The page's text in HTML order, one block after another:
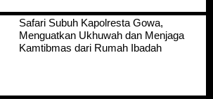
Safari Subuh Kapolresta Gowa,
Menguatkan Ukhuwah dan Menjaga
Kamtibmas dari Rumah Ibadah